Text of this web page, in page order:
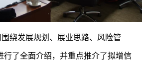
绕发展规划、展业思路、风险管
行了全面介绍，并重点推介了拟增信